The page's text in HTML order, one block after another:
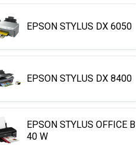
EPSON STYLUS DX 6050
EPSON STYLUS DX 8400
EPSON STYLUS OFFICE B
40 W